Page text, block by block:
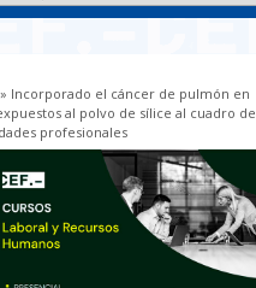
está aquí
» Incorporado el cáncer de pulmón en
al polvo de sílice al cuadro de
profesionales